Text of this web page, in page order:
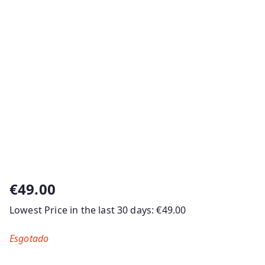
€49.00
Lowest Price in the last 30 days:€49.00
Esgotado